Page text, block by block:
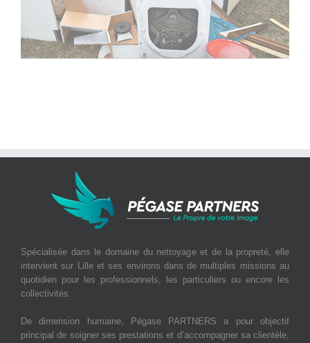
Spécialisée dans le domaine du nettoyage et de la propreté, elle
intervient sur Lille et ses environs dans de multiples missions au
quotidien pour les professionnels, les particuliers ou encore les
collectivités.
De dimension humaine, Pégase PARTNERS a pour objectif
principal de soigner ses prestations et d’accompagner sa clientèle,